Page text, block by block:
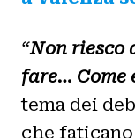
“Non riesco
fare… Come
tema dei
che